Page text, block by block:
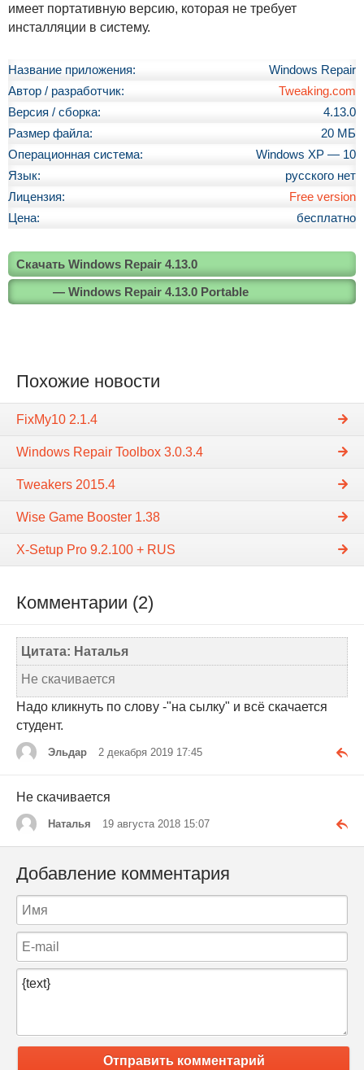
имеет портативную версию, которая не требует
инсталляции в систему.
Название приложения:
Windows Repair
Автор / разработчик:
Tweaking.com
Версия / сборка:
4.13.0
Размер файла:
20 МБ
Операционная система:
Windows XP — 10
Язык:
русского нет
Лицензия:
Free version
Цена:
бесплатно
Скачать Windows Repair 4.13.0
— Windows Repair 4.13.0 Portable
Похожие новости
FixMy10 2.1.4
Windows Repair Toolbox 3.0.3.4
Tweakers 2015.4
Wise Game Booster 1.38
X-Setup Pro 9.2.100 + RUS
Комментарии (2)
Цитата: Наталья
Не скачивается
Надо кликнуть по слову -"на сылку" и всё скачается
студент.
Эльдар 2 декабря 2019 17:45
Не скачивается
Наталья 19 августа 2018 15:07
Добавление комментария
Отправить комментарий